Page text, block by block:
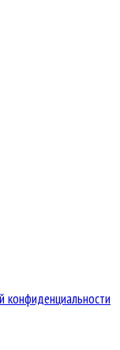
конфиденциальности